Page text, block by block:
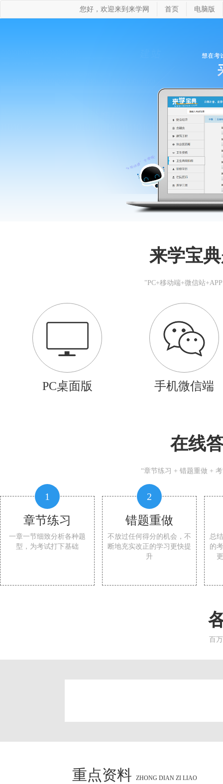
您好，欢迎来到来学网 首页 电脑版
来学宝
"PC+移动端+微信站
PC桌面版 手机微信端
在线
“章节练习 + 错题重做 +
1
章节练习
一章一节细致分析各种题
型，为考试打下基础
2
错题重做
不放过任何得分的机会，不
断地充实改正的学习更快提
升
总
的
百
重点资料 ZHONG DIAN ZI LIAO